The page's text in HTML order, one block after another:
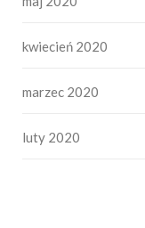
kwiecień 2020
marzec 2020
luty 2020